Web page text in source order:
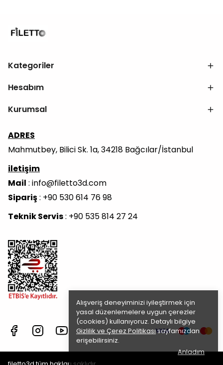
Alışveriş deneyiminizi iyileştirmek için
yasal düzenlemelere uygun çerezler
(cookies) kullanıyoruz. Detaylı bilgiye
Gizlilik ve Çerez Politikasısayfamızdan
erişebilirsiniz.
Anladım
Kategoriler
Hesabım
Kurumsal
ADRES
Mahmutbey, Bilici Sk. 1a, 34218 Bağcılar/İstanbul
iletişim
Mail : info@filetto3d.com
Sipariş: +90 530 614 76 98
Teknik Servis: +90 535 814 27 24